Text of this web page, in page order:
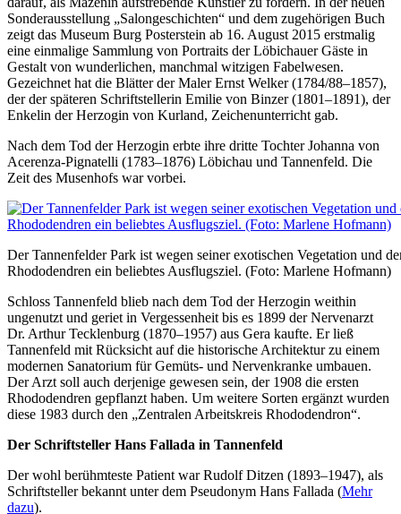
Sonderausstellung „Salongeschichten“ und dem zugehörigen Buch
zeigt das Museum Burg Posterstein ab 16. August 2015 erstmalig
eine einmalige Sammlung von Portraits der Löbichauer Gäste in
Gestalt von wunderlichen, manchmal witzigen Fabelwesen.
Gezeichnet hat die Blätter der Maler Ernst Welker (1784/88–1857),
der der späteren Schriftstellerin Emilie von Binzer (1801–1891), der
Enkelin der Herzogin von Kurland, Zeichenunterricht gab.
Nach dem Tod der Herzogin erbte ihre dritte Tochter Johanna von
Acerenza-Pignatelli (1783–1876) Löbichau und Tannenfeld. Die
Zeit des Musenhofs war vorbei.
Der Tannenfelder Park ist wegen seiner exotischen Vegetation und
Rhododendren ein beliebtes Ausflugsziel. (Foto: Marlene Hofmann)
Schloss Tannenfeld blieb nach dem Tod der Herzogin weithin
ungenutzt und geriet in Vergessenheit bis es 1899 der Nervenarzt
Dr. Arthur Tecklenburg (1870–1957) aus Gera kaufte. Er ließ
Tannenfeld mit Rücksicht auf die historische Architektur zu einem
modernen Sanatorium für Gemüts- und Nervenkranke umbauen.
Der Arzt soll auch derjenige gewesen sein, der 1908 die ersten
Rhododendren gepflanzt haben. Um weitere Sorten ergänzt wurden
diese 1983 durch den „Zentralen Arbeitskreis Rhododendron“.
Der Schriftsteller Hans Fallada in Tannenfeld
Der wohl berühmteste Patient war Rudolf Ditzen (1893–1947), als
Schriftsteller bekannt unter dem Pseudonym Hans Fallada (Mehr
dazu).